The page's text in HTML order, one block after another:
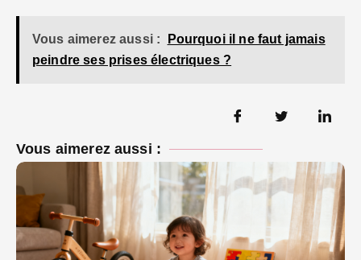
Vous aimerez aussi :
Pourquoi il ne faut jamais
peindre ses prises électriques ?
Vous aimerez aussi :